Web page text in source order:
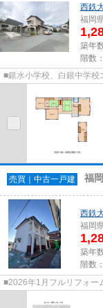
西鉄
福岡
築年
階数
■銀水小学校、白銀中学
売買｜中古一戸建 福
西鉄
福岡
築年
階数
■2026年1月フルリフォー